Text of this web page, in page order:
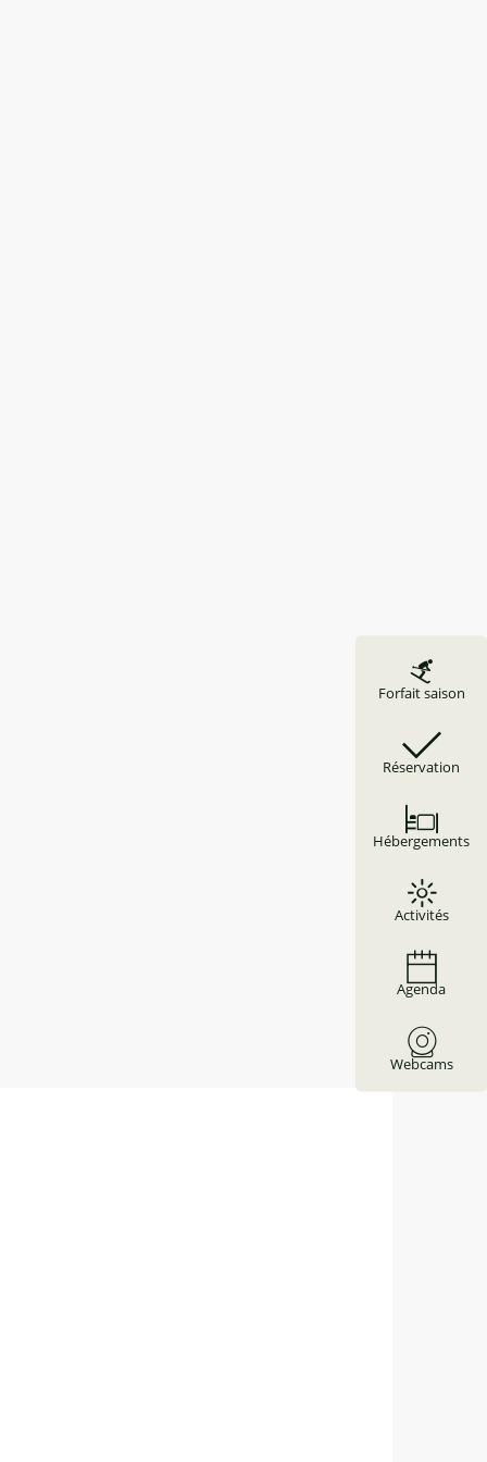
Forfait saison
Réservation
Hébergements
Activités
Agenda
Webcams